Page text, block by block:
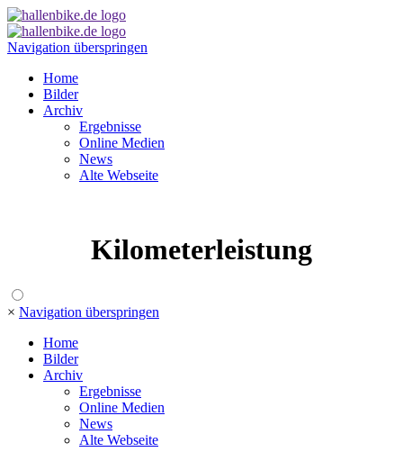
Navigation überspringen
Home
Bilder
Archiv
Ergebnisse
Online Medien
News
Alte Webseite
Kilometerleistung
× Navigation überspringen
Home
Bilder
Archiv
Ergebnisse
Online Medien
News
Alte Webseite